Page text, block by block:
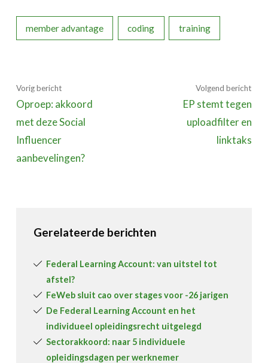
member advantage coding training
Vorig bericht
Oproep: akkoord
met deze Social
Influencer
aanbevelingen?
Volgend bericht
EP stemt tegen
uploadfilter en
linktaks
Gerelateerde berichten
Federal Learning Account: van uitstel tot
afstel?
FeWeb sluit cao over stages voor -26 jarigen
De Federal Learning Account en het
individueel opleidingsrecht uitgelegd
Sectorakkoord: naar 5 individuele
opleidingsdagen per werknemer